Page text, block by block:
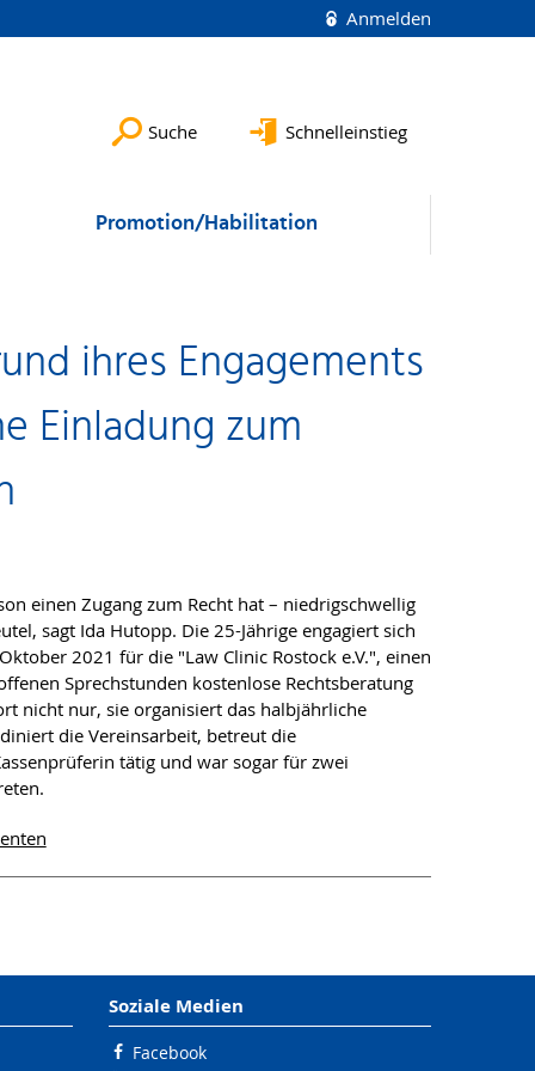
Anmelden
Suche Schnelleinstieg
Promotion/Habilitation
ihres Engagements
Einladung zum
einen Zugang zum Recht hat – niedrigschwellig
sagt Ida Hutopp. Die 25-Jährige engagiert sich
2021 für die "Law Clinic Rostock e.V.", einen
Sprechstunden kostenlose Rechtsberatung
nicht nur, sie organisiert das halbjährliche
die Vereinsarbeit, betreut die
tätig und war sogar für zwei
Soziale Medien
Facebook